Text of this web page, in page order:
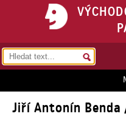
Jiří Antonín Benda